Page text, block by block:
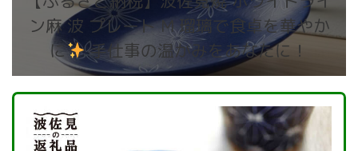
ン麻 波 プレート M 瑠璃で食卓を華やか
に
手仕事の温かみをあなたに！